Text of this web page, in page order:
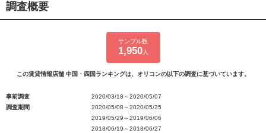
調査概要
サンプル数
1,950人
この賃貸情報店舗 中国・四国ランキングは、オリコンの以下の調査に基づいています。
事前調査
2020/03/18～2020/05/07
調査期間
2020/05/08～2020/05/25
2019/05/29～2019/06/06
2018/06/19～2018/06/27